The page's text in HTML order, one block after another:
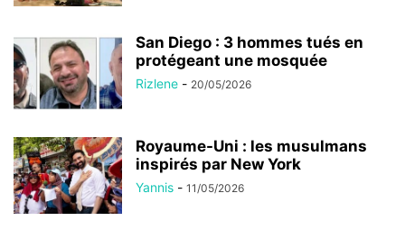
San Diego : 3 hommes tués en
protégeant une mosquée
Rizlene - 20/05/2026
Royaume-Uni : les musulmans
inspirés par New York
Yannis - 11/05/2026